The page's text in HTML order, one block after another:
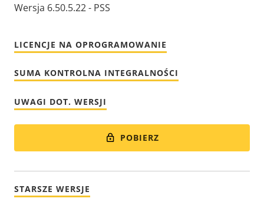
Wersja 6.50.5.22 - PSS
LICENCJE NA OPROGRAMOWANIE
SUMA KONTROLNA INTEGRALNOŚCI
UWAGI DOT. WERSJI
POBIERZ
STARSZE WERSJE